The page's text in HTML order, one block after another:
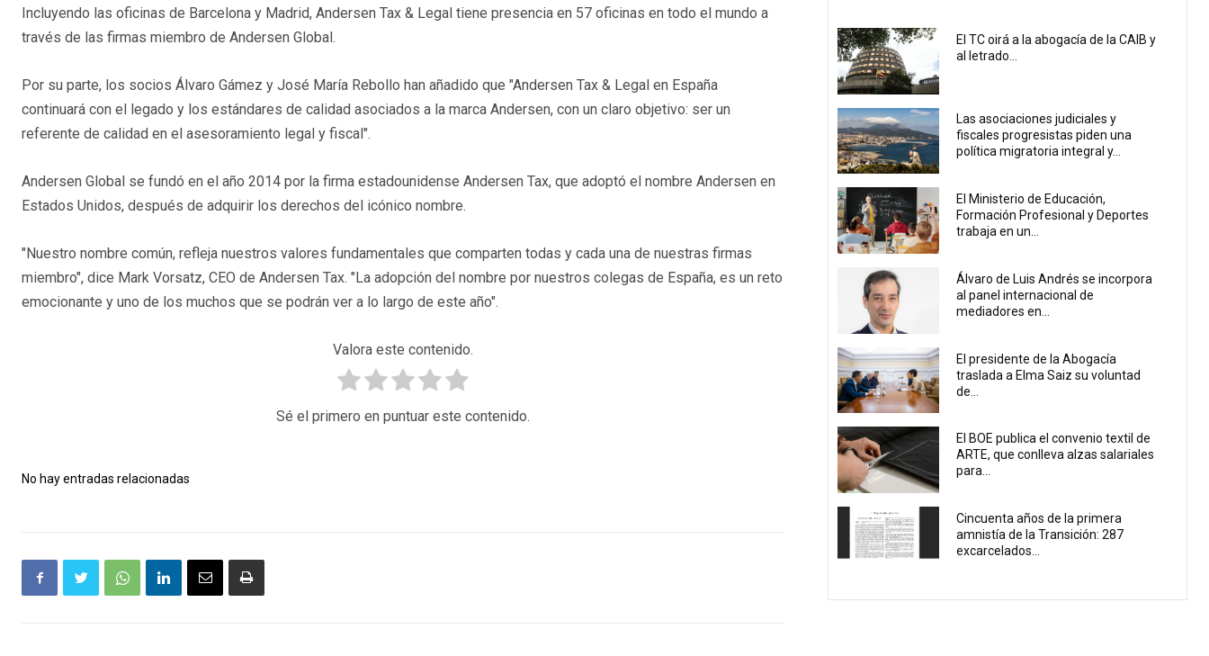
Incluyendo las oficinas de Barcelona y Madrid, Andersen Tax & Legal tiene presencia en 57 oficinas en todo el mundo a
través de las firmas miembro de Andersen Global.
Por su parte, los socios Álvaro Gámez y José María Rebollo han añadido que "Andersen Tax & Legal en España
continuará con el legado y los estándares de calidad asociados a la marca Andersen, con un claro objetivo: ser un
referente de calidad en el asesoramiento legal y fiscal".
Andersen Global se fundó en el año 2014 por la firma estadounidense Andersen Tax, que adoptó el nombre Andersen en
Estados Unidos, después de adquirir los derechos del icónico nombre.
"Nuestro nombre común, refleja nuestros valores fundamentales que comparten todas y cada una de nuestras firmas
miembro", dice Mark Vorsatz, CEO de Andersen Tax. "La adopción del nombre por nuestros colegas de España, es un reto
emocionante y uno de los muchos que se podrán ver a lo largo de este año".
Valora este contenido.
Sé el primero en puntuar este contenido.
No hay entradas relacionadas
El TC oirá a la abogacía de la CAIB y
al letrado...
Las asociaciones judiciales y
fiscales progresistas piden una
política migratoria integral y...
El Ministerio de Educación,
Formación Profesional y Deportes
trabaja en un...
Álvaro de Luis Andrés se incorpora
al panel internacional de
mediadores en...
El presidente de la Abogacía
traslada a Elma Saiz su voluntad
de...
El BOE publica el convenio textil de
ARTE, que conlleva alzas salariales
para...
Cincuenta años de la primera
amnistía de la Transición: 287
excarcelados...